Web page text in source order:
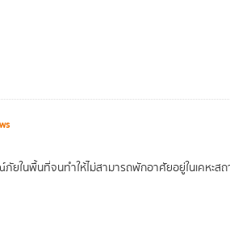
ในพื้นที่จนทำให้ไม่สามารถพักอาศัยอยู่ในเคหะส